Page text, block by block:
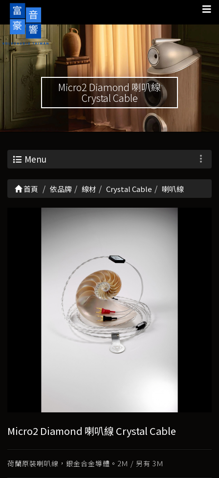
Micro2 Diamond 喇叭線
Crystal Cable
Menu
首頁 依品牌 線材 Crystal Cable 喇叭線
Micro2 Diamond 喇叭線 Crystal Cable
荷蘭原裝喇叭線，銀金合金導體。2Ｍ / 另有 3Ｍ